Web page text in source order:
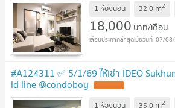
1 ห้องนอน 32.0 m2
18,000 บาท/เดือน
07/
#A124311 ✅ 5/1/69 ให้เช่า IDEO
ld line @condoboy
1 ห้องนอน 35.0 m2